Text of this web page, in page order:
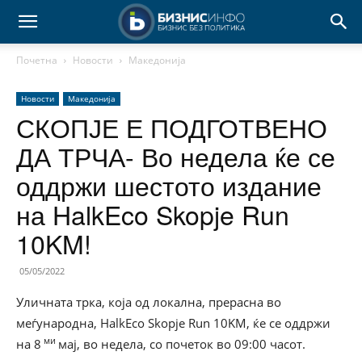
Почетна Новости Македонија
Новости Македонија
СКОПЈЕ Е ПОДГОТВЕНО
ДА ТРЧА- Во недела ќе се
оддржи шестото издание
на HalkEco Skopje Run
10KM!
05/05/2022
Уличната трка, која од локална, прерасна во
меѓународна, HalkEco Skopje Run 10KM, ќе се оддржи
на 8 ми мај, во недела, со почеток во 09:00 часот.